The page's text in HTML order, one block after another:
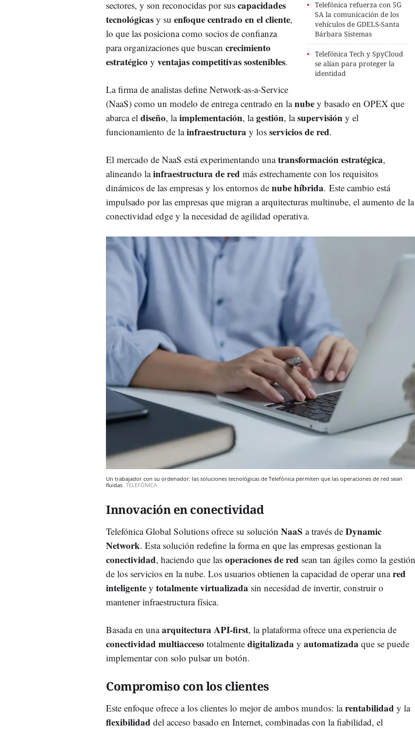
Telefónica refuerza con 5G
SA la comunicación de los
vehículos de GDELS-Santa
Bárbara Sistemas
Telefónica Tech y SpyCloud
se alían para proteger la
identidad
sectores, y son reconocidas por sus capacidades
tecnológicas y su enfoque centrado en el cliente,
lo que las posiciona como socios de confianza
para organizaciones que buscan crecimiento
estratégico y ventajas competitivas sostenibles.
La firma de analistas define Network-as-a-Service
(NaaS) como un modelo de entrega centrado en lanube y basado en OPEX que
abarca el diseño, laimplementación, lagestión, lasupervisión y el
funcionamiento de lainfraestructura y los servicios de red.
El mercado de NaaS está experimentando unatransformación estratégica,
alineando lainfraestructura de red más estrechamente con los requisitos
dinámicos de las empresas y los entornos de nube híbrida. Este cambio está
impulsado por las empresas que migran a arquitecturas multinube, el aumento de la
conectividad edge y la necesidad de agilidad operativa.
Un trabajador con su ordenador: las soluciones tecnológicas de Telefónica permiten que las operaciones de red sean
fluidas TELEFÓNICA
Innovación en conectividad
Telefónica Global Solutions ofrece su solución NaaS a través de Dynamic
Network. Esta solución redefine la forma en que las empresas gestionan la
conectividad, haciendo que las operaciones de red sean tan ágiles como la gestión
de los servicios en la nube. Los usuarios obtienen la capacidad de operar unared
inteligente y totalmente virtualizada sin necesidad de invertir, construir o
mantener infraestructura física.
Basada en unaarquitectura API-first, la plataforma ofrece una experiencia de
conectividad multiacceso totalmente digitalizada y automatizada que se puede
implementar con solo pulsar un botón.
Compromiso con los clientes
Este enfoque ofrece a los clientes lo mejor de ambos mundos: larentabilidad y la
flexibilidad del acceso basado en Internet, combinadas con la fiabilidad, el